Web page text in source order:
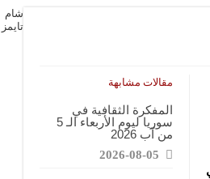
شبكات النقل
آسيا للأندية لكرة القدم للسيدات
مقالات مشابهة
المفكرة الثقافية في
سوريا ليوم الأربعاء الـ 5
من آب 2026
2026-08-05
شام
تايمز